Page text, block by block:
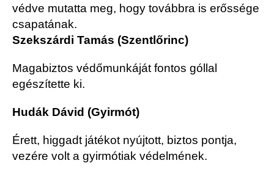
védve mutatta meg, hogy továbbra is erőssége
csapatának.
Szekszárdi Tamás (Szentlőrinc)
Magabiztos védőmunkáját fontos góllal
egészítette ki.
Hudák Dávid (Gyirmót)
Érett, higgadt játékot nyújtott, biztos pontja,
vezére volt a gyirmótiak védelmének.